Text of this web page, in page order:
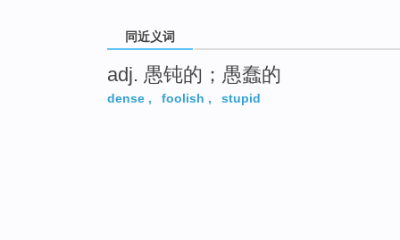
同近义词
adj. 愚钝的；愚蠢的
dense , foolish , stupid